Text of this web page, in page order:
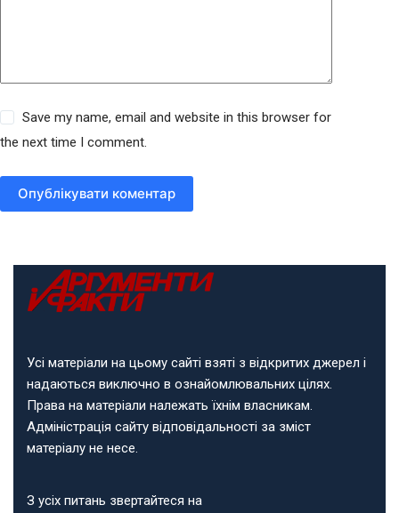
Save my name, email and website in this browser for
the next time I comment.
Опублікувати коментар
Усі матеріали на цьому сайті взяті з відкритих джерел і
надаються виключно в ознайомлювальних цілях.
Права на матеріали належать їхнім власникам.
Адміністрація сайту відповідальності за зміст
матеріалу не несе.
З усіх питань звертайтеся на